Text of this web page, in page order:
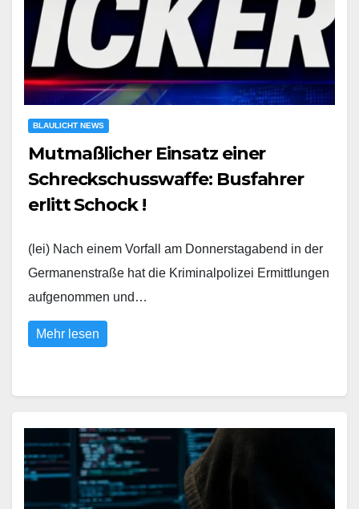
BLAULICHT NEWS
Mutmaßlicher Einsatz einer
Schreckschusswaffe: Busfahrer
erlitt Schock !
(lei) Nach einem Vorfall am Donnerstagabend in der
Germanenstraße hat die Kriminalpolizei Ermittlungen
aufgenommen und…
Mehr lesen